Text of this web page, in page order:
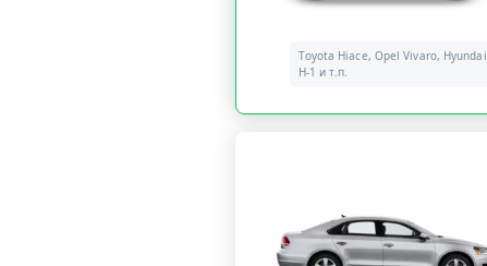
Toyota Hiace, Opel Vivaro, Hyundai
H-1 и т.п.